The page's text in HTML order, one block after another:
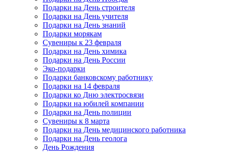
Подарки на День строителя
Подарки на День учителя
Подарки на День знаний
Подарки морякам
Сувениры к 23 февраля
Подарки на День химика
Подарки на День России
Эко-подарки
Подарки банковскому работнику
Подарки на 14 февраля
Подарки ко Дню электросвязи
Подарки на юбилей компании
Подарки на День полиции
Сувениры к 8 марта
Подарки на День медицинского работника
Подарки на День геолога
День Рождения